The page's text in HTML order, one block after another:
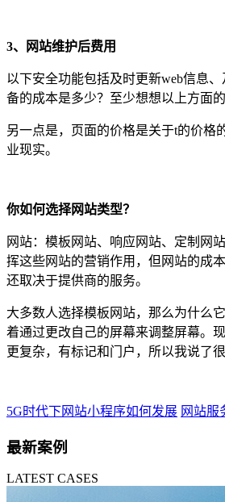
3、网站维护后费用
以下安全功能包括及时更新web信息
备的成本是多少？至少想想以上方面
另一点是，页面的价格是关于t的价格
业现实。
你如何选择网站类型？
网站：模板网站、响应网站、定制网
挥这些网站的营销作用，但网站的成
还取决于提供商的服务。
大多数人选择模板网站，那么为什么
着通过更改自己的屏幕来调整屏幕。
更复杂，有标记和门户，所以我说了很
5G时代下网站小程序如何发展 网站服
最新案例
LATEST CASES